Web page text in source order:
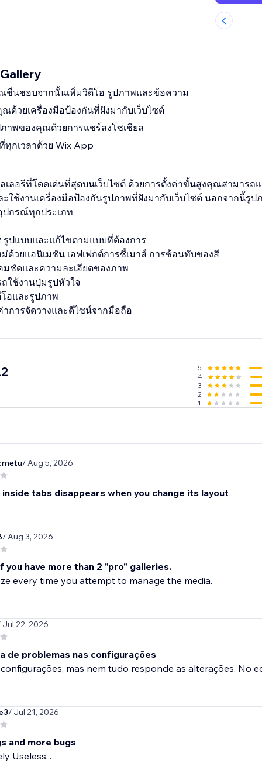
ชื่นชอบจากนั้นเพิ่มวิดีโอ รูปภาพและข้อความ
ด้วยเครื่องมือป้องกันที่ฝังมากับเว็บไซต์
าพของคุณด้วยการแชร์ลงโซเชียล
ทุกเวลาด้วย Wix App
เลอรีที่โดดเด่นที่สุดบนเว็บไซต์ ด้วยการตั้งค่าขั้นสูงคุณสามารถ
รื่องมือป้องกันรูปภาพที่ฝังมากับเว็บไซต์ นอกจากนี้รูปภาพในแกลเลอรี
ปกรณ์ทุกประเภท
รูปแบบและแก้ไขตามแบบที่ต้องการ
ด้วยแอนิเมชัน เอฟเฟกต์การชี้เมาส์ การซ้อนทับของสี
ชัดและความละเอียดของภาพ
ใช้งานปุ่มรูปหัวใจ
อและรูปภาพ
5
4
3
2
1
/ Aug 5, 2026
tabs disappears when you change its layout
/ Aug 3, 2026
you have more than 2 "pro" galleries.
every time you attempt to manage the media.
Jul 22, 2026
de problemas nas configurações
mas nem tudo responde as alterações. No
/ Jul 21, 2026
and more bugs
Useless...